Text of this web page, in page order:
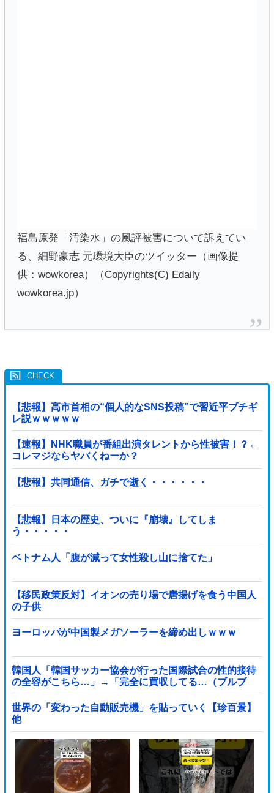
福島原発「汚染水」の風評被害について訴えてい
る、細野豪志 元環境大臣のツイッター（画像提
供：wowkorea）（Copyrights(C) Edaily
wowkorea.jp）
【悲報】高市首相の“個人的なSNS投稿”で習近平ブチギ
レ説ｗｗｗｗｗ
【速報】NHK職員が番組出演タレントから性被害！？←
コレマジならヤバくねーか？
【悲報】共同通信、ガチで逝く・・・・・・
【悲報】日本の歴史、ついに『崩壊』してしま
う・・・・・
ベトナム人「腹が減って女性殺し山に捨てた」
【移民政策反対】イオンの売り場で唐揚げを食う中国人
の子供
ヨーロッパが中国製メガソーラーを締め出しｗｗｗ
韓国人「韓国サッカー協会が行った国際試合の性的接待
の全容がこちら…」→「完全に買収してる…（ブルブ
ル」＝韓国の反応
世界の「変わった自動販売機」を貼っていく【珍百景】
他